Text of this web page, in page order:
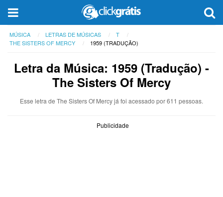
MÚSICA LETRAS DE MÚSICAS
T
THE SISTERS OF MERCY
1959 (TRADUÇÃO)
Letra da Música: 1959 (Tradução) -
The Sisters Of Mercy
Esse letra de The Sisters Of Mercy já foi acessado por 611 pessoas.
Publicidade